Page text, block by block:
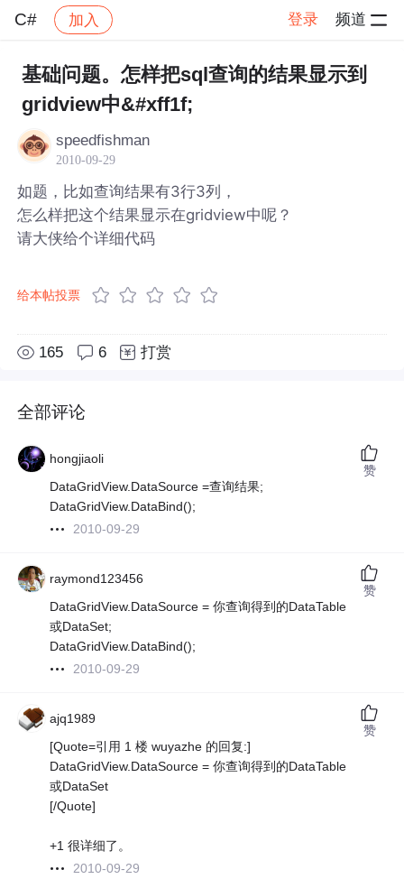
C# 加入 登录 频道
社区 C# 帖子详情
基础问题。怎样把sql查询的结果显示到
gridview中&#xff1f;
speedfishman
2010-09-29
如题，比如查询结果有3行3列，
怎么样把这个结果显示在gridview中呢？
请大侠给个详细代码
给本帖投票
165 6 打赏
全部评论
hongjiaoli
DataGridView.DataSource =查询结果;
DataGridView.DataBind();
2010-09-29
赞
raymond123456
DataGridView.DataSource = 你查询得到的DataTable
或DataSet;
DataGridView.DataBind();
2010-09-29
赞
ajq1989
[Quote=引用 1 楼 wuyazhe 的回复:]
DataGridView.DataSource = 你查询得到的DataTable
或DataSet
[/Quote]
+1 很详细了。
2010-09-29
赞